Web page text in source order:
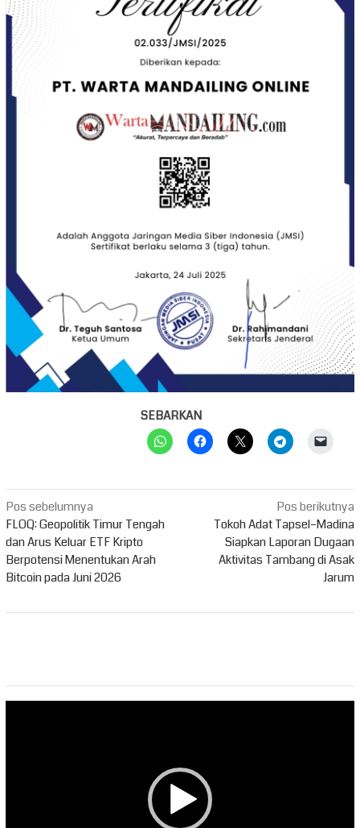
SEBARKAN
Navigasi
pos
Pos sebelumnya
FLOQ: Geopolitik Timur Tengah
dan Arus Keluar ETF Kripto
Berpotensi Menentukan Arah
Bitcoin pada Juni 2026
Pos berikutnya
Tokoh Adat Tapsel–Madina
Siapkan Laporan Dugaan
Aktivitas Tambang di Asak
Jarum